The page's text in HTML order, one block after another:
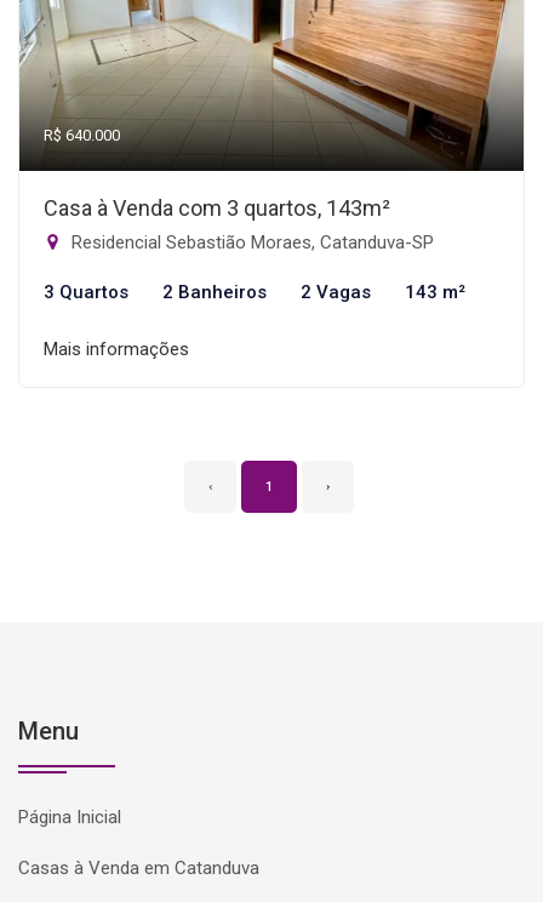
R$ 640.000
Casa à Venda com 3 quartos, 143m²
Residencial Sebastião Moraes, Catanduva-SP
3 Quartos 2 Banheiros 2 Vagas 143 m²
Mais informações
‹ 1 ›
Menu
Página Inicial
Casas à Venda em Catanduva